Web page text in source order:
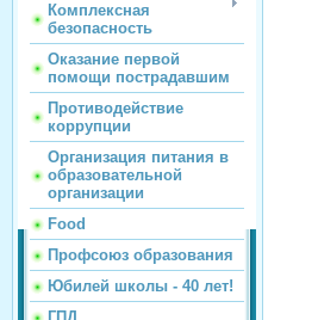
Комплексная
безопасность
Оказание первой
помощи пострадавшим
Противодействие
коррупции
Организация питания в
образовательной
организации
Food
Профсоюз образования
Юбилей школы - 40 лет!